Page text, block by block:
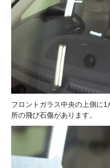
フロントガラス中央の上側に
所の飛び石傷があります。